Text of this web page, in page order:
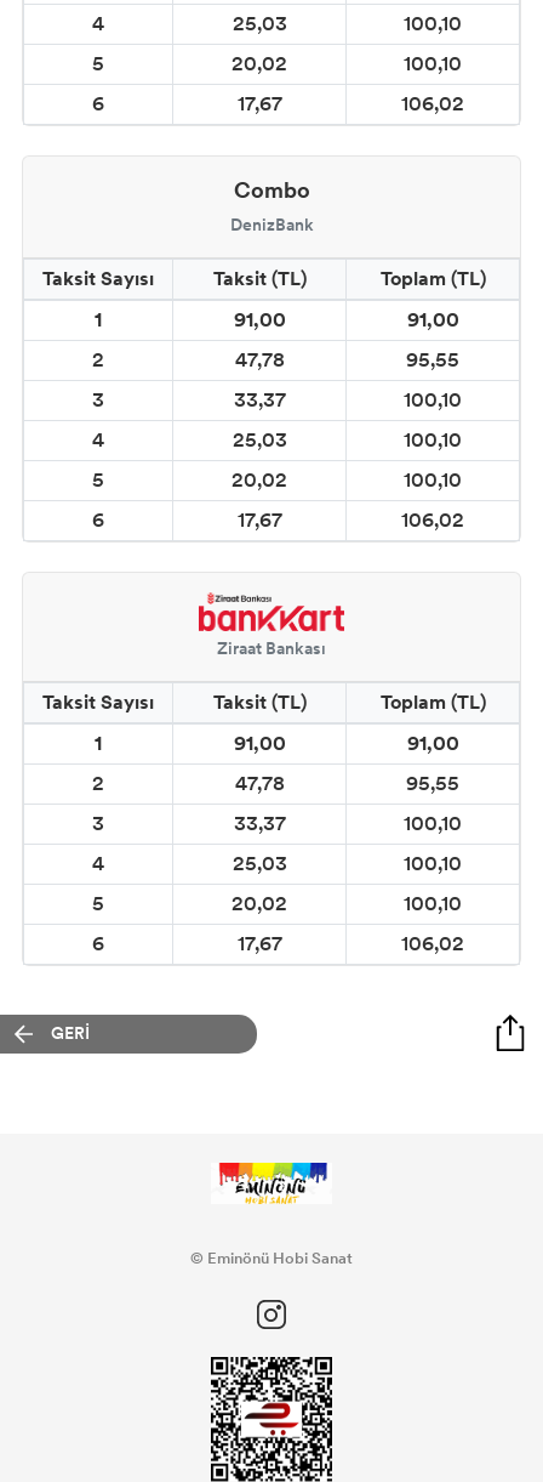
4
25,03
100,10
5
20,02
100,10
6
17,67 106,02
Combo
DenizBank
Taksit Sayısı Taksit (TL)
Toplam (TL)
1
91,00
91,00
2
47,78
95,55
3
33,37
100,10
4
25,03
100,10
5
20,02
100,10
6
17,67 106,02
Ziraat Bankası
Taksit Sayısı Taksit (TL)
Toplam (TL)
1
91,00
91,00
2
47,78
95,55
3
33,37
100,10
4
25,03
100,10
5
20,02
100,10
6
17,67 106,02
GERİ
© Eminönü Hobi Sanat